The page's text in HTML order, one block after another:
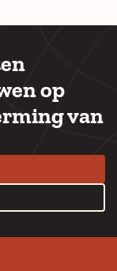
op
van